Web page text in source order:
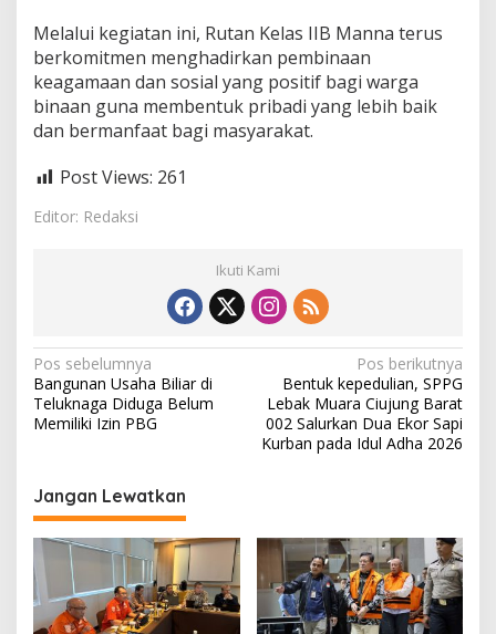
Melalui kegiatan ini, Rutan Kelas IIB Manna terus
berkomitmen menghadirkan pembinaan
keagamaan dan sosial yang positif bagi warga
binaan guna membentuk pribadi yang lebih baik
dan bermanfaat bagi masyarakat.
Post Views: 261
Editor: Redaksi
Ikuti Kami
N
a
v
g
a
s
i
p
Pos sebelumnya
Bangunan Usaha Biliar di
Teluknaga Diduga Belum
Memiliki Izin PBG
Pos berikutnya
Bentuk kepedulian, SPPG
Lebak Muara Ciujung Barat
002 Salurkan Dua Ekor Sapi
Kurban pada Idul Adha 2026
Jangan Lewatkan